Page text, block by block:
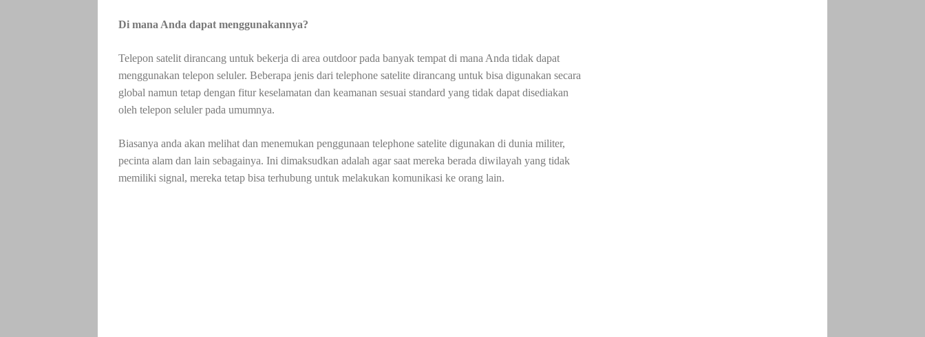
Di mana Anda dapat menggunakannya?
Telepon satelit dirancang untuk bekerja di area outdoor pada banyak tempat di mana Anda tidak dapat
menggunakan telepon seluler. Beberapa jenis dari telephone satelite dirancang untuk bisa digunakan secara
global namun tetap dengan fitur keselamatan dan keamanan sesuai standard yang tidak dapat disediakan
oleh telepon seluler pada umumnya.
Biasanya anda akan melihat dan menemukan penggunaan telephone satelite digunakan di dunia militer,
pecinta alam dan lain sebagainya. Ini dimaksudkan adalah agar saat mereka berada diwilayah yang tidak
memiliki signal, mereka tetap bisa terhubung untuk melakukan komunikasi ke orang lain.